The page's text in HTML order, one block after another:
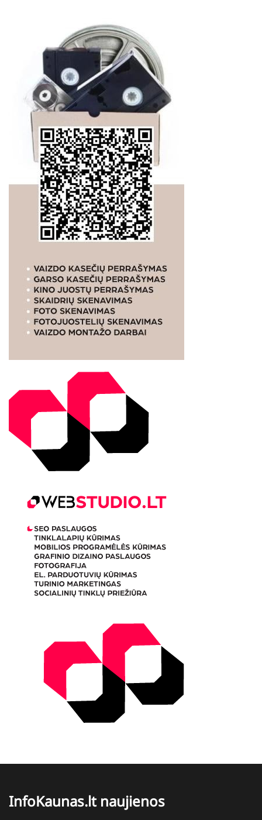
InfoKaunas.lt naujienos